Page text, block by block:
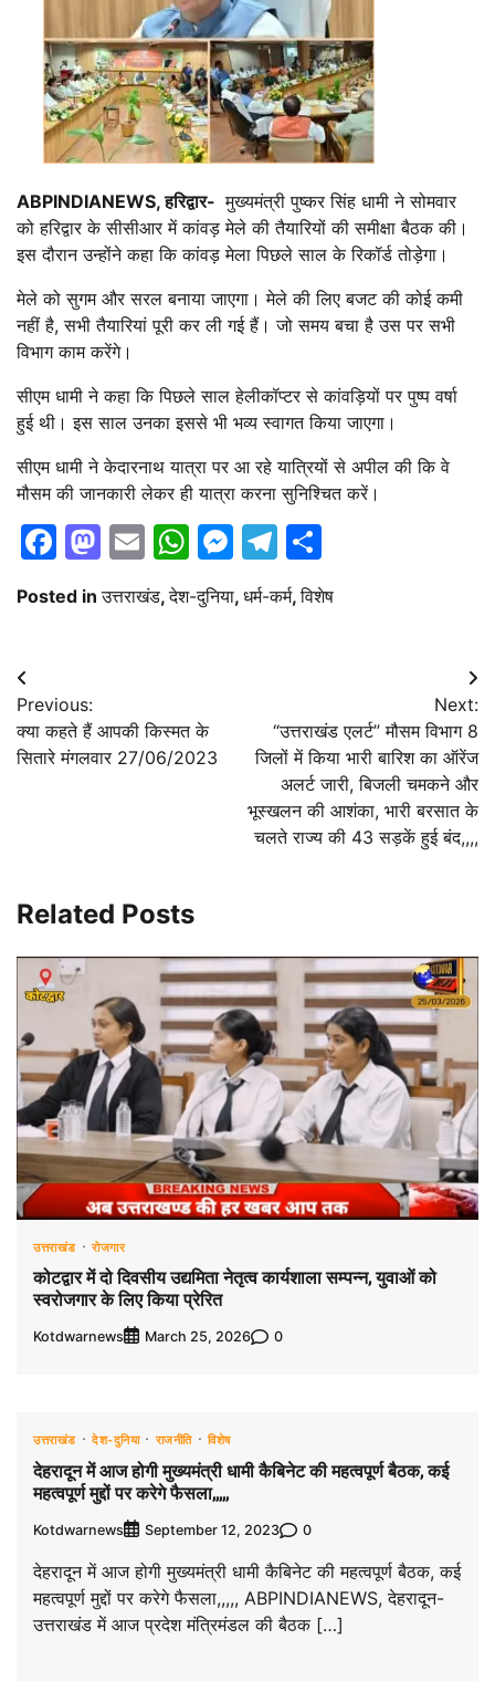
ABPINDIANEWS, हरिद्वार- मुख्यमंत्री पुष्कर सिंह धामी ने सोमवार
को हरिद्वार के सीसीआर में कांवड़ मेले की तैयारियों की समीक्षा बैठक की।
इस दौरान उन्होंने कहा कि कांवड़ मेला पिछले साल के रिकॉर्ड तोड़ेगा।
मेले को सुगम और सरल बनाया जाएगा। मेले की लिए बजट की कोई कमी
नहीं है, सभी तैयारियां पूरी कर ली गई हैं। जो समय बचा है उस पर सभी
विभाग काम करेंगे।
सीएम धामी ने कहा कि पिछले साल हेलीकॉप्टर से कांवड़ियों पर पुष्प वर्षा
हुई थी। इस साल उनका इससे भी भव्य स्वागत किया जाएगा।
सीएम धामी ने केदारनाथ यात्रा पर आ रहे यात्रियों से अपील की कि वे
मौसम की जानकारी लेकर ही यात्रा करना सुनिश्चित करें।
Facebook
Mastodon
EmailWhatsApp
Messenger
Telegram
Posted inउत्तराखंड,देश-दुनिया, धर्म-कर्म,विशेष
Post
navigation
Previous:
क्या कहते हैं आपकी किस्मत के
सितारे मंगलवार 27/06/2023
Next:
“उत्तराखंड एलर्ट” मौसम विभाग 8
जिलों में किया भारी बारिश का ऑरेंज
अलर्ट जारी, बिजली चमकने और
भूस्खलन की आशंका, भारी बरसात के
चलते राज्य की 43 सड़कें हुई बंद,,,,
Related Posts
उत्तराखंड रोजगार
कोटद्वार में दो दिवसीय उद्यमिता नेतृत्व कार्यशाला सम्पन्न, युवाओं को
स्वरोजगार के लिए किया प्रेरित
Kotdwarnews March 25, 2026 0
उत्तराखंड देश-दुनिया राजनीति विशेष
देहरादून में आज होगी मुख्यमंत्री धामी कैबिनेट की महत्वपूर्ण बैठक, कई
महत्वपूर्ण मुद्दों पर करेगे फैसला,,,,,
Kotdwarnews September 12, 2023 0
देहरादून में आज होगी मुख्यमंत्री धामी कैबिनेट की महत्वपूर्ण बैठक, कई
महत्वपूर्ण मुद्दों पर करेगे फैसला,,,,, ABPINDIANEWS, देहरादून-
उत्तराखंड में आज प्रदेश मंत्रिमंडल की बैठक […]